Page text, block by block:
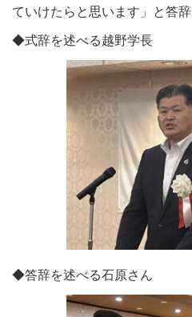
ていけたらと思います」と答辞
◆式辞を述べる越野学長
◆答辞を述べる石原さん